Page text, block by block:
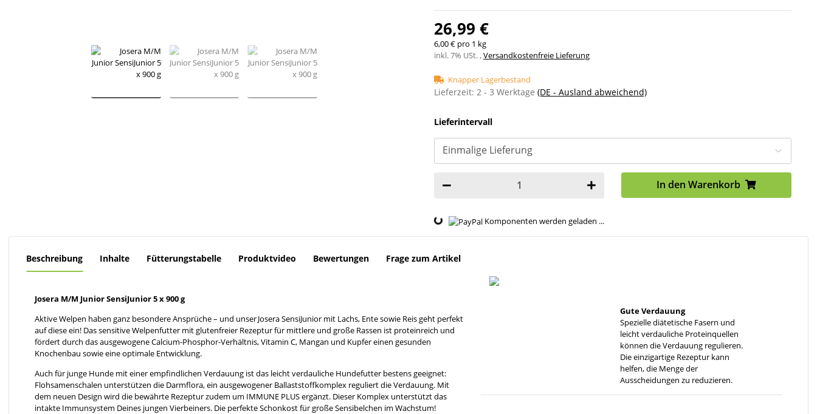
26,99 €
6,00 € pro 1 kg
inkl. 7% USt. ,Versandkostenfreie Lieferung
Knapper Lagerbestand
Lieferzeit: 2 - 3 Werktage (DE - Ausland abweichend)
Lieferintervall
In den Warenkorb
Loading... Komponenten werden geladen ...
Beschreibung Inhalte Fütterungstabelle Produktvideo Bewertungen Frage zum Artikel
Josera M/M Junior SensiJunior 5 x 900 g
Aktive Welpen haben ganz besondere Ansprüche – und unser Josera SensiJunior mit Lachs, Ente sowie Reis geht perfekt
auf diese ein! Das sensitive Welpenfutter mit glutenfreier Rezeptur für mittlere und große Rassen ist proteinreich und
fördert durch das ausgewogene Calcium-Phosphor-Verhältnis, Vitamin C, Mangan und Kupfer einen gesunden
Knochenbau sowie eine optimale Entwicklung.
Auch für junge Hunde mit einer empfindlichen Verdauung ist das leicht verdauliche Hundefutter bestens geeignet:
Flohsamenschalen unterstützen die Darmflora, ein ausgewogener Ballaststoffkomplex reguliert die Verdauung. Mit
dem neuen Design wird die bewährte Rezeptur zudem um IMMUNE PLUS ergänzt. Dieser Komplex unterstützt das
intakte Immunsystem Deines jungen Vierbeiners. Die perfekte Schonkost für große Sensibelchen im Wachstum!
Gute Verdauung
Spezielle diätetische Fasern und
leicht verdauliche Proteinquellen
können die Verdauung regulieren.
Die einzigartige Rezeptur kann
helfen, die Menge der
Ausscheidungen zu reduzieren.